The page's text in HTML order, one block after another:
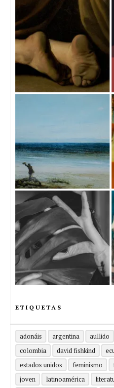
ETIQUETAS
adonáis argentina aullido
colombia
david fishkind
estados unidos
feminismo
joven
latinoamérica